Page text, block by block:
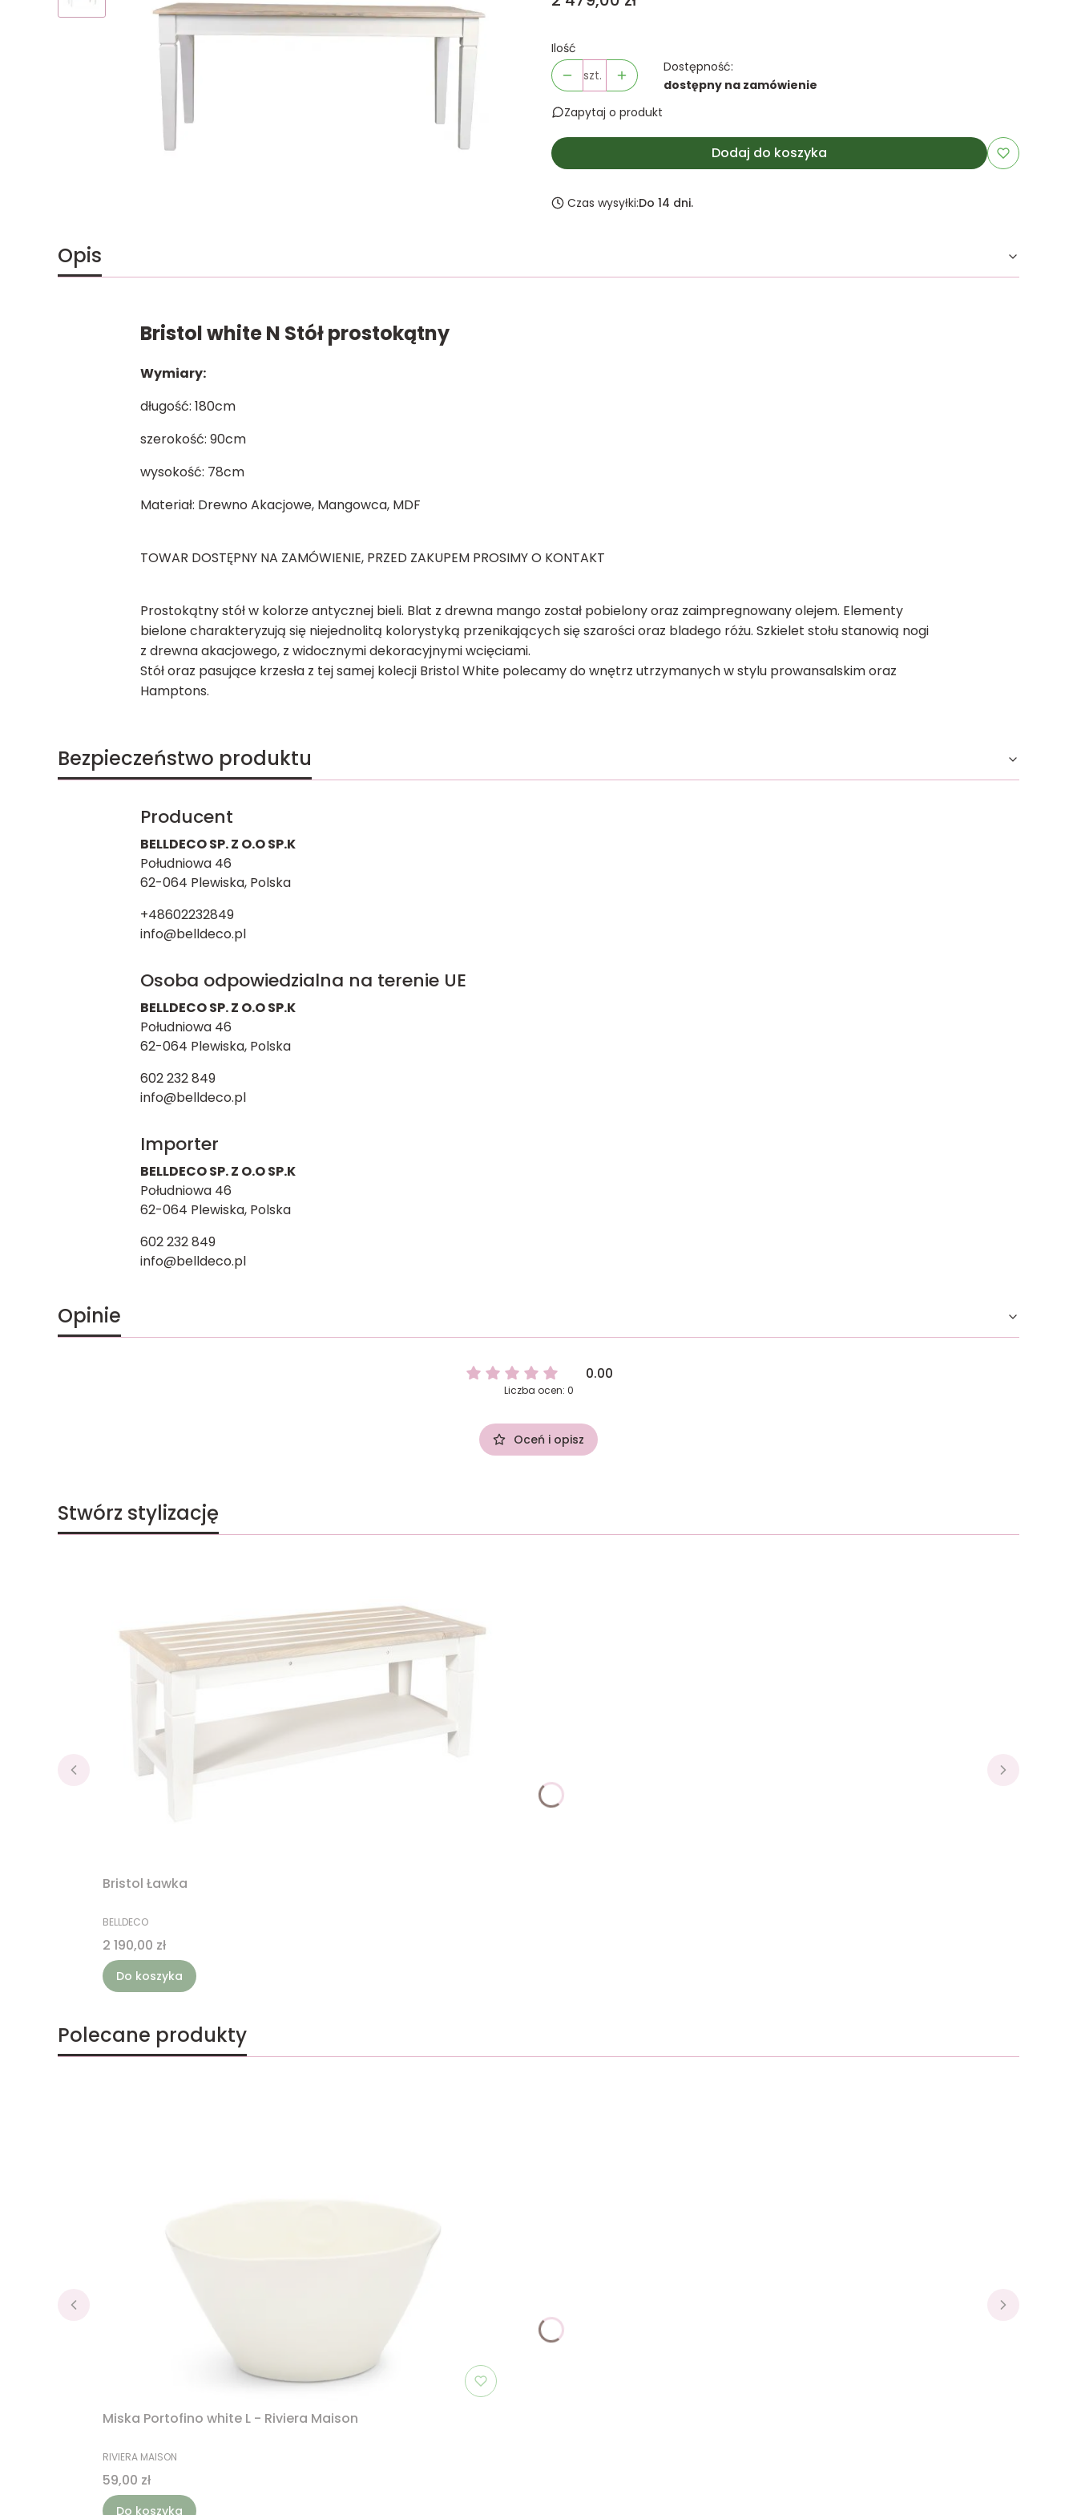
Ilość
szt.
Dostępność:
dostępny na zamówienie
Zapytaj o produkt
Dodaj do koszyka
Czas wysyłki:Do 14 dni.
Opis
Bristol white N Stół prostokątny
Wymiary:
długość: 180cm
szerokość: 90cm
wysokość: 78cm
Materiał: Drewno Akacjowe, Mangowca, MDF
TOWAR DOSTĘPNY NA ZAMÓWIENIE, PRZED ZAKUPEM PROSIMY O KONTAKT
Prostokątny stół w kolorze antycznej bieli. Blat z drewna mango został pobielony oraz zaimpregnowany olejem. Elementy
bielone charakteryzują się niejednolitą kolorystyką przenikających się szarości oraz bladego różu. Szkielet stołu stanowią nogi
z drewna akacjowego, z widocznymi dekoracyjnymi wcięciami.
Stół oraz pasujące krzesła z tej samej kolecji Bristol White polecamy do wnętrz utrzymanych w stylu prowansalskim oraz
Hamptons.
Bezpieczeństwo produktu
Producent
BELLDECO SP. Z O.O SP.K
Południowa 46
62-064 Plewiska, Polska
+48602232849
info@belldeco.pl
Osoba odpowiedzialna na terenie UE
BELLDECO SP. Z O.O SP.K
Południowa 46
62-064 Plewiska, Polska
602 232 849
info@belldeco.pl
Importer
BELLDECO SP. Z O.O SP.K
Południowa 46
62-064 Plewiska, Polska
602 232 849
info@belldeco.pl
Opinie
0.00
Liczba ocen: 0
Oceń i opisz
Stwórz stylizację
Bristol Ławka
PRODUCENT
BELLDECO
Cena
2 190,00 zł
Do koszyka
Polecane produkty
Miska Portofino white L - Riviera Maison
PRODUCENT
RIVIERA MAISON
Cena
59,00 zł
Do koszyka